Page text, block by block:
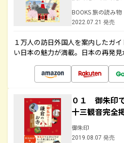
BOOKS 旅の読み物
2022.07.21 発売
１万人の訪日外国人を案内したガ
い日本の魅力が満載。日本の再発見
０１ 御朱印
十三観音完
御朱印
2019.08.07 発売